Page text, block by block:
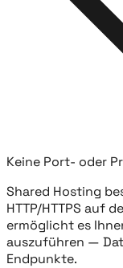
Keine Port- oder
Shared Hosting
HTTP/HTTPS auf
ermöglicht es
auszuführen —
Endpunkte.